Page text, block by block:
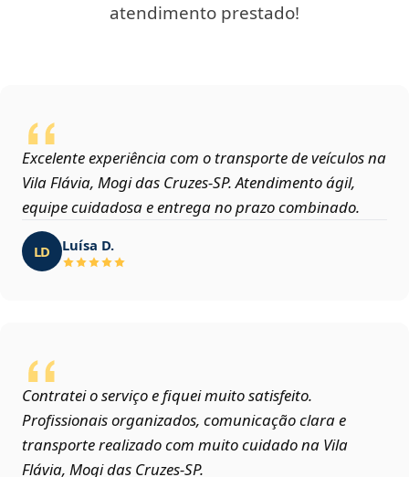
atendimento prestado!
Excelente experiência com o transporte de veículos na
Vila Flávia, Mogi das Cruzes‑SP. Atendimento ágil,
equipe cuidadosa e entrega no prazo combinado.
LD Luísa D.
Contratei o serviço e fiquei muito satisfeito.
Profissionais organizados, comunicação clara e
transporte realizado com muito cuidado na Vila
Flávia, Mogi das Cruzes‑SP.